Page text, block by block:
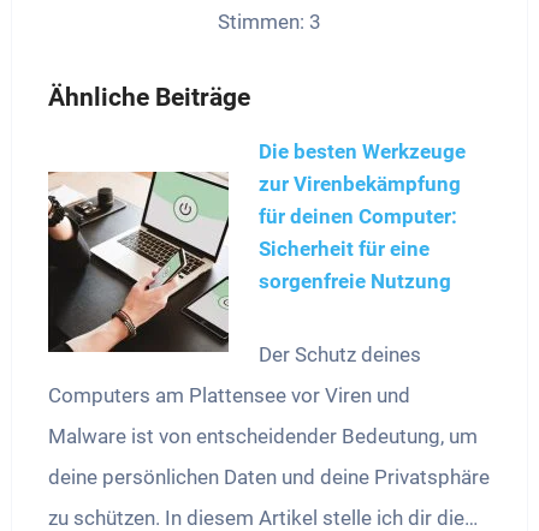
Stimmen: 3
Ähnliche Beiträge
Die besten Werkzeuge
zur Virenbekämpfung
für deinen Computer:
Sicherheit für eine
sorgenfreie Nutzung
Der Schutz deines
Computers am Plattensee vor Viren und
Malware ist von entscheidender Bedeutung, um
deine persönlichen Daten und deine Privatsphäre
zu schützen. In diesem Artikel stelle ich dir die…